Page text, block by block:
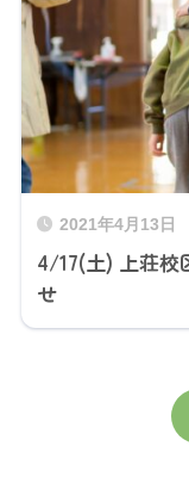
2021年4月13日
4/17(土) 上荘校
せ